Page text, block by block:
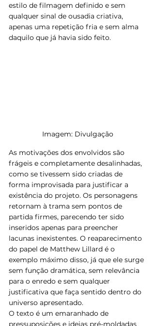
estilo de filmagem definido e sem
qualquer sinal de ousadia criativa,
apenas uma repetição fria e sem alma
daquilo que já havia sido feito.
Imagem: Divulgação
As motivações dos envolvidos são
frágeis e completamente desalinhadas,
como se tivessem sido criadas de
forma improvisada para justificar a
existência do projeto. Os personagens
retornam à trama sem pontos de
partida firmes, parecendo ter sido
inseridos apenas para preencher
lacunas inexistentes. O reaparecimento
do papel de Matthew Lillard é o
exemplo máximo disso, já que ele surge
sem função dramática, sem relevância
para o enredo e sem qualquer
justificativa que faça sentido dentro do
universo apresentado.
O texto é um emaranhado de
pressuposições e ideias pré-moldadas